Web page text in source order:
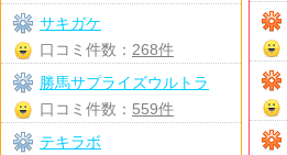
サキガケ
口コミ件数： 268件
勝馬サプライズウルトラ
口コミ件数： 559件
テキラボ